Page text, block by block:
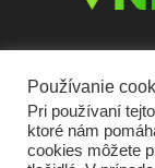
Používanie
Pri používaní
ktoré nám
cookies môžete